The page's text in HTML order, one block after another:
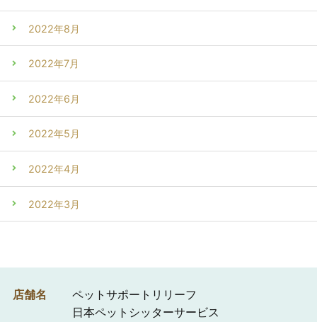
2022年8月
2022年7月
2022年6月
2022年5月
2022年4月
2022年3月
店舗名
ペットサポートリリーフ
日本ペットシッターサービス